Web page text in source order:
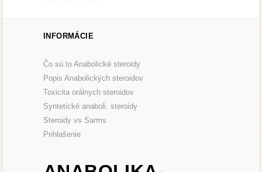
INFORMÁCIE
Čo sú to Anabolické steroidy
Popis Anabolických steroidov
Toxicita orálnych steroidov
Syntetické anaboli. steroidy
Steroidy vs Sarms
Prihlašenie